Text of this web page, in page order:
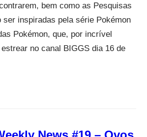
bem como as Pesquisas
ser inspiradas pela série Pokémon
Pokémon, que, por incrível
no canal BIGGS dia 16 de